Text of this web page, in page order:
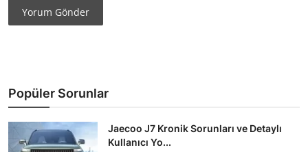
Yorum Gönder
Popüler Sorunlar
Jaecoo J7 Kronik Sorunları ve Detaylı
Kullanıcı Yo...